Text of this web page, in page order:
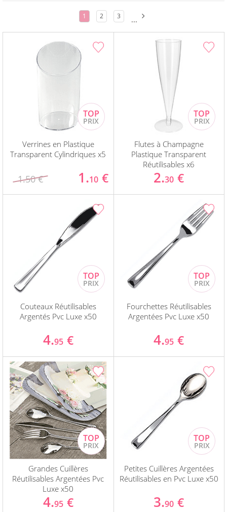
1 2 3 ...
Verrines en Plastique
Transparent Cylindriques x5
1.50 € 1.10 €
Flutes à Champagne
Plastique Transparent
Réutilisables x6
2.30 €
Couteaux Réutilisables
Argentés Pvc Luxe x50
4.95 €
Fourchettes Réutilisables
Argentées Pvc Luxe x50
4.95 €
Grandes Cuillères
Réutilisables Argentées Pvc
Luxe x50
4.95 €
Petites Cuillères Argentées
Réutilisables en Pvc Luxe x50
3.90 €